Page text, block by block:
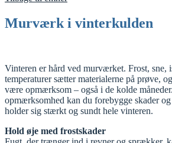
Murværk i vinterkulden
Vinteren er hård ved murværket. Frost, sne,
temperaturer sætter materialerne på prøve,
være opmærksom – også i de kolde
opmærksomhed kan du forebygge skader
holder sig stærkt og sundt hele vinteren.
Hold øje med frostskader